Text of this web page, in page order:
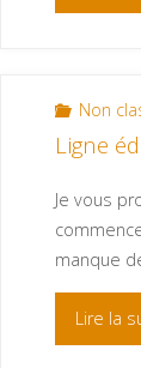
Non
Ligne
Je vous
manque
Lire la